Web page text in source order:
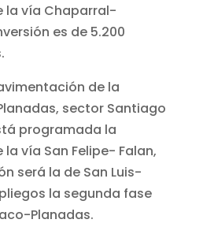
la vía Chaparral-
es de 5.200
de la
sector Santiago
programada la
vía San Felipe- Falan,
será la de San Luis-
la segunda fase
Planadas.